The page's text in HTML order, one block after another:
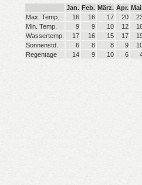
Jan. Feb. März. Apr.
Max. Temp.
16 16 17 20
Min. Temp.
9 9 10 12
Wassertemp.
17 16 15 17
Sonnenstd.
6 8 8 9
Regentage
14 9 10 6